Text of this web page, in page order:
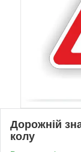
Дорожній
колу